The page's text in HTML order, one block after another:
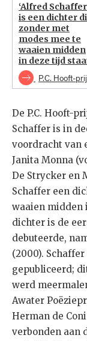
‘Alfred Schaffer
is een dichter
zonder met
modes mee te
waaien midden
in deze tijd
P.C. Hooft-
De P.C. Hooft-
Schaffer is in
voordracht van
Janita Monna
De Strycker en
Schaffer een
waaien midden
dichter is de
debuteerde,
(2000).
gepubliceerd;
werd
Awater
Herman de
verbonden aan